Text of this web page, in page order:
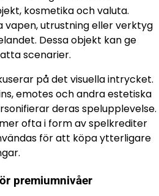
kosmetika och valuta.
vapen, utrustning eller verktyg
Dessa objekt kan ge
scenarier.
på det visuella intrycket.
emotes och andra estetiska
deras spelupplevelse.
ofta i form av spelkrediter
för att köpa ytterligare
premiumnivåer